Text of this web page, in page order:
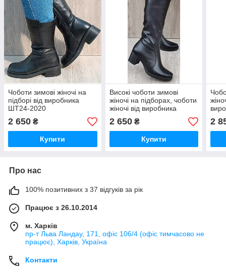
Чоботи зимові жіночі на
підборі від виробника
ШТ24-2020
2 650 ₴
Купити
Високі чоботи зимові
жіночі на підборах, чоботи
жіночі від виробника
2 650₴
Купити
2
Про нас
100% позитивних з 37 відгуків за рік
Працює з 26.10.2014
м. Харків
пр-т Льва Ландау, 171, офіс 106/4 (офіс тимчасово не
працює), Харків, Україна
Контакти